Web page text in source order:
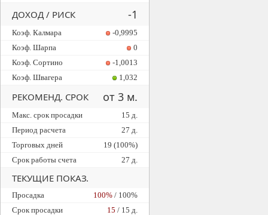
ДОХОД / РИСК -1
Коэф. Калмара
-0,9995
Коэф. Шарпа
0
Коэф. Сортино
-1,0013
Коэф. Швагера
1,032
РЕКОМЕНД. СРОК от 3 м.
Макс. срок просадки
15 д.
Период расчета
27 д.
Торговых дней
19 (100%)
Срок работы счета
27 д.
ТЕКУЩИЕ ПОКАЗ.
Просадка 100% / 100%
Cрок просадки
15 / 15 д.